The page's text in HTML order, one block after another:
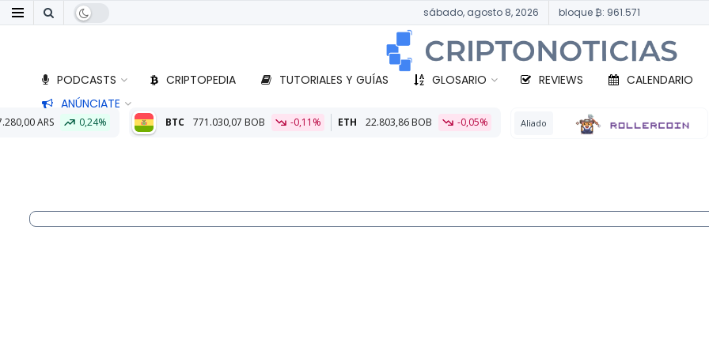
sábado, agosto 8, 2026 bloque ₿: 961.571
PODCASTS CRIPTOPEDIA TUTORIALES Y GUÍAS GLOSARIO REVIEWS CALENDARIO
ANÚNCIATE
BTC 771.030,07 BOB -0,11% ETH 22.803,86 BOB -0,05% Aliado BTC